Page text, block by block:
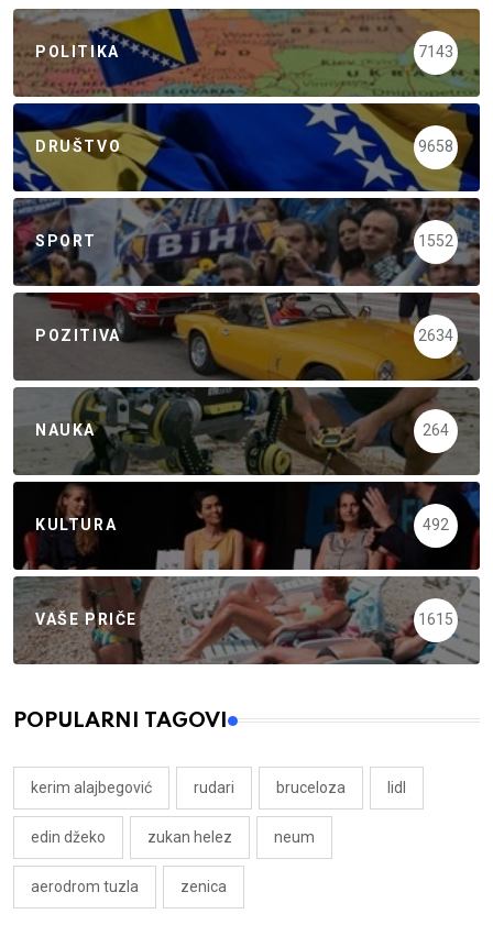
POLITIKA 7143
DRUŠTVO 9658
SPORT 1552
POZITIVA 2634
NAUKA 264
KULTURA 492
VAŠE PRIČE 1615
POPULARNI TAGOVI
kerim alajbegović rudari bruceloza lidl
edin džeko zukan helez neum
aerodrom tuzla zenica